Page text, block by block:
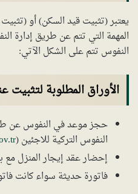
يعتبر (تثبيت قيد السكن) أو
المهمة التي تتم عن طريق إدارة
النفوس تتم على الشكل الآتي:
الأوراق المطلوبة لتثبيت
حجز موعد في النفوس عن
النفوس التركية للاجئين (
إحضار عقد إيجار المنزل مع
فاتورة حديثة سواء كانت